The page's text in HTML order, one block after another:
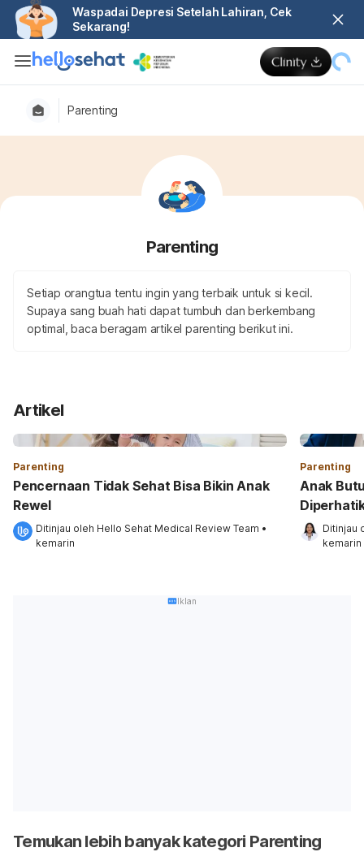
Waspadai Depresi Setelah Lahiran, Cek
Sekarang!
Parenting
Parenting
Setiap orangtua tentu ingin yang terbaik untuk si kecil.
Supaya sang buah hati dapat tumbuh dan berkembang
optimal, baca beragam artikel parenting berikut ini.
Artikel
Parenting
Pencernaan Tidak Sehat Bisa Bikin Anak
Rewel
Ditinjau oleh Hello Sehat Medical Review Team •
kemarin
Parenting
Anak
Ditinjau
kemarin
Iklan
Temukan lebih banyak kategori Parenting